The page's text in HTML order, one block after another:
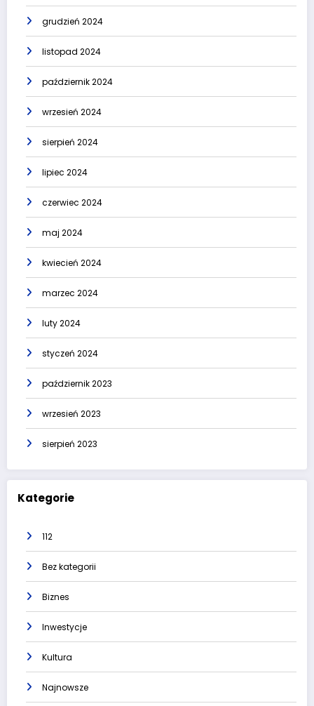
grudzień 2024
listopad 2024
październik 2024
wrzesień 2024
sierpień 2024
lipiec 2024
czerwiec 2024
maj 2024
kwiecień 2024
marzec 2024
luty 2024
styczeń 2024
październik 2023
wrzesień 2023
sierpień 2023
Kategorie
112
Bez kategorii
Biznes
Inwestycje
Kultura
Najnowsze